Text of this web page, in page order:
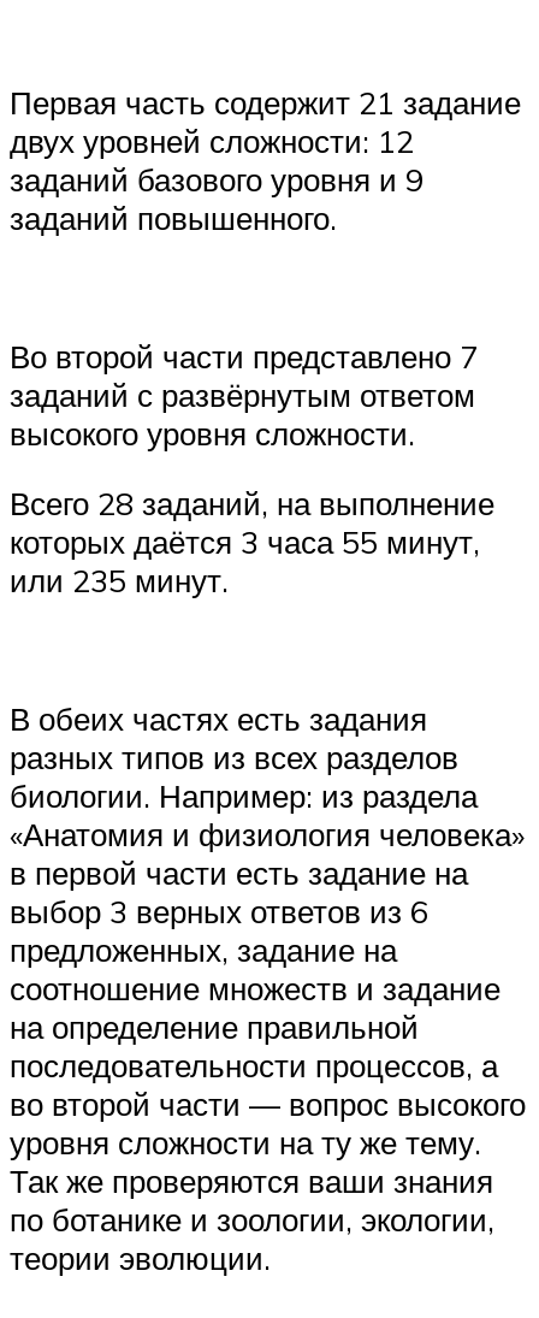
Первая часть содержит 21 задание
двух уровней сложности: 12
заданий базового уровня и 9
заданий повышенного.
Во второй части представлено 7
заданий с развёрнутым ответом
высокого уровня сложности.
Всего 28 заданий, на выполнение
которых даётся 3 часа 55 минут,
или 235 минут.
В обеих частях есть задания
разных типов из всех разделов
биологии. Например: из раздела
«Анатомия и физиология человека»
в первой части есть задание на
выбор 3 верных ответов из 6
предложенных, задание на
соотношение множеств и задание
на определение правильной
последовательности процессов, а
во второй части — вопрос высокого
уровня сложности на ту же тему.
Так же проверяются ваши знания
по ботанике и зоологии, экологии,
теории эволюции.